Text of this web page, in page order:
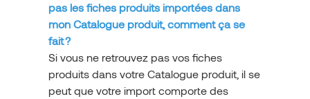
pas les fiches produits importées dans
mon Catalogue produit, comment ça se
fait ?
Si vous ne retrouvez pas vos fiches
produits dans votre Catalogue produit, il se
peut que votre import comporte des